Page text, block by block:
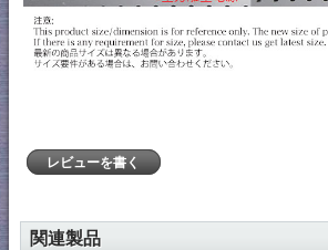
レビューを書く
関連製品